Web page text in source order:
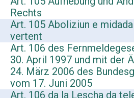
Rechts
Art. 105 Aboliziun e
vertent
Art. 106 des
30. April 1997 und mit der
24. März 2006 des
vom 17. Juni 2005
Art. 106 da la Lescha da